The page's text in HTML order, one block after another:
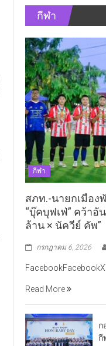
กีฬา
กีฬา
สภท.-นายกเมือ
“บุ๊คบุฟเฟ่” คว้าอั
ล้าน × นัควีย์ คัพ”
กรกฎาคม 6, 2026
Read More
ก
กี